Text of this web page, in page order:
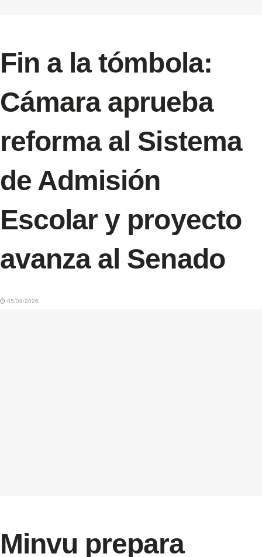
Fin a la tómbola:
Cámara aprueba
reforma al Sistema
de Admisión
Escolar y proyecto
avanza al Senado
05/08/2026
Minvu prepara